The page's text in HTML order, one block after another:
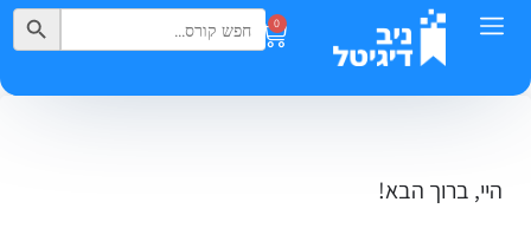
0
Search
for:
Search Button
היי, ברוך הבא!